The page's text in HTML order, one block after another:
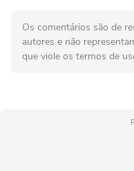
Os comentários são de
autores e não
que viole os termos de